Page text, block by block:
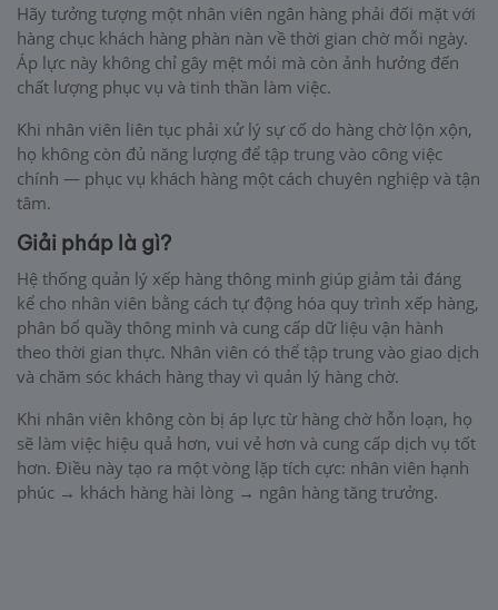
Hãy tưởng tượng một nhân viên ngân hàng phải đối mặt với
hàng chục khách hàng phàn nàn về thời gian chờ mỗi ngày.
Áp lực này không chỉ gây mệt mỏi mà còn ảnh hưởng đến
chất lượng phục vụ và tinh thần làm việc.
Khi nhân viên liên tục phải xử lý sự cố do hàng chờ lộn xộn,
họ không còn đủ năng lượng để tập trung vào công việc
chính — phục vụ khách hàng một cách chuyên nghiệp và tận
tâm.
Giải pháp là gì?
Hệ thống quản lý xếp hàng thông minh giúp giảm tải đáng
kể cho nhân viên bằng cách tự động hóa quy trình xếp hàng,
phân bổ quầy thông minh và cung cấp dữ liệu vận hành
theo thời gian thực. Nhân viên có thể tập trung vào giao dịch
và chăm sóc khách hàng thay vì quản lý hàng chờ.
Khi nhân viên không còn bị áp lực từ hàng chờ hỗn loạn, họ
sẽ làm việc hiệu quả hơn, vui vẻ hơn và cung cấp dịch vụ tốt
hơn. Điều này tạo ra một vòng lặp tích cực: nhân viên hạnh
phúc → khách hàng hài lòng → ngân hàng tăng trưởng.